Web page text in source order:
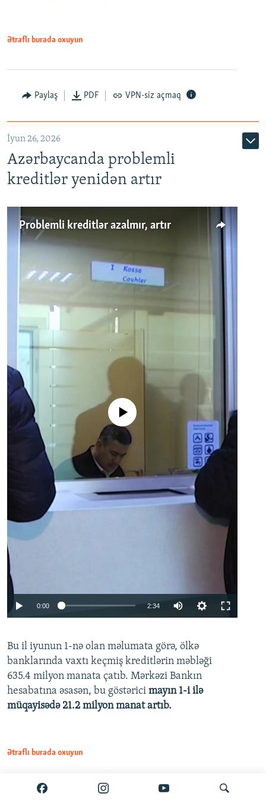
Auto 240p 360p 480p
720p 1080p
Ətraflı burada oxuyun
Paylaş PDF VPN-siz açmaq
İyun 26, 2026
Azərbaycanda problemli
kreditlər yenidən artır
Problemli kreditlər azalmır, artır
No media source currently available
0:00 2:34
360p
480p
720p
Bu il iyunun 1-nə olan məlumata görə, ölkə
banklarında vaxtı keçmiş kreditlərin məbləği
635.4 milyon manata çatıb. Mərkəzi Bankın
hesabatına əsasən, bu göstərici mayın 1-i ilə
müqayisədə 21.2 milyon manat artıb.
Ətraflı burada oxuyun